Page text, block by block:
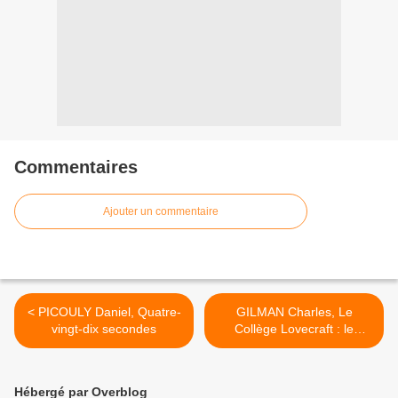
Commentaires
Ajouter un commentaire
< PICOULY Daniel, Quatre-
vingt-dix secondes
GILMAN Charles, Le
Collège Lovecraft : le
professeur Gargouille >
Hébergé par Overblog